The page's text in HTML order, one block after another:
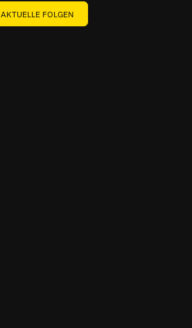
AKTUELLE FOLGEN